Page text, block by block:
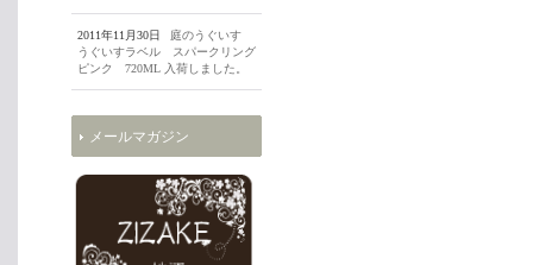
2011年11月30日
庭のうぐいす
うぐいすラベル スパークリング
ピンク 720ML 入荷しました。
メールマガジン